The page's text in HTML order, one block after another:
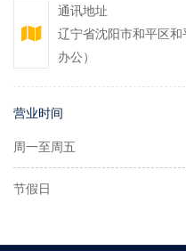
通讯地址
辽宁省沈阳市和平区
办公）
营业时间
周一至周五
节假日